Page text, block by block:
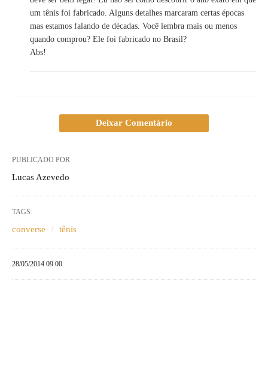
um tênis foi fabricado. Alguns detalhes marcaram certas épocas
mas estamos falando de décadas. Você lembra mais ou menos
quando comprou? Ele foi fabricado no Brasil?
Abs!
Deixar Comentário
PUBLICADO POR
Lucas Azevedo
TAGS:
converse tênis
28/05/2014 09:00